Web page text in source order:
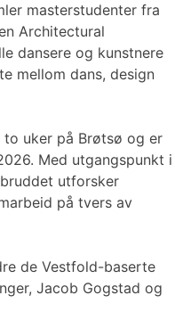
masterstudenter fra
Architectural
dansere og kunstnere
mellom dans, design
uker på Brøtsø og er
Med utgangspunkt i
utforsker
på tvers av
de Vestfold-baserte
Jacob Gogstad og